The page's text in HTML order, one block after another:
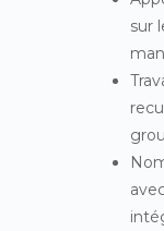
sur